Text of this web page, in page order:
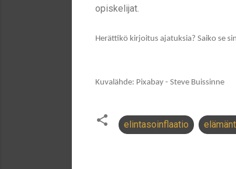
opiskelijat.
Herättikö kirjoitus ajatuksia? Saiko se
Kuvalähde: Pixabay - Steve Buissinne
elintasoinflaatio